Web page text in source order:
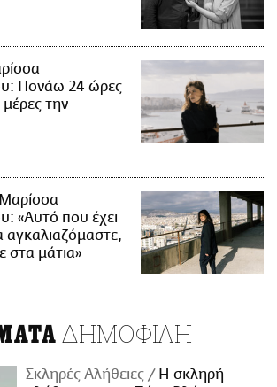
Πονάω 24 ώρες
την
Μαρίσσα
«Αυτό που έχει
αγκαλιαζόμαστε,
στα μάτια»
ΔΗΜΟΦΙΛΗ
Σκληρές Αλήθειες
H σκληρή